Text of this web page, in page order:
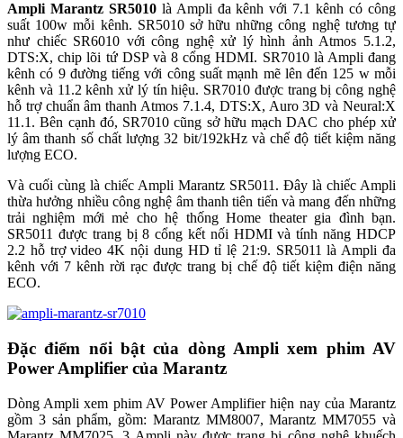
Ampli Marantz SR5010là Ampli đa kênh với 7.1 kênh có công
suất 100w mỗi kênh. SR5010 sở hữu những công nghệ tương tự
như chiếc SR6010 với công nghệ xử lý hình ảnh Atmos 5.1.2,
DTS:X, chip lõi tứ DSP và 8 cổng HDMI. SR7010 là Ampli đang
kênh có 9 đường tiếng với công suất mạnh mẽ lên đến 125 w mỗi
kênh và 11.2 kênh xử lý tín hiệu. SR7010 được trang bị công nghệ
hỗ trợ chuẩn âm thanh Atmos 7.1.4, DTS:X, Auro 3D và Neural:X
11.1. Bên cạnh đó, SR7010 cũng sở hữu mạch DAC cho phép xử
lý âm thanh số chất lượng 32 bit/192kHz và chế độ tiết kiệm năng
lượng ECO.
Và cuối cùng là chiếc Ampli Marantz SR5011. Đây là chiếc Ampli
thừa hưởng nhiều công nghệ âm thanh tiên tiến và mang đến những
trải nghiệm mới mẻ cho hệ thống Home theater gia đình bạn.
SR5011 được trang bị 8 cổng kết nối HDMI và tính năng HDCP
2.2 hỗ trợ video 4K nội dung HD tỉ lệ 21:9. SR5011 là Ampli đa
kênh với 7 kênh rời rạc được trang bị chế độ tiết kiệm điện năng
ECO.
Đặc điểm nổi bật của dòng Ampli xem phim AV
Power Amplifier của Marantz
Dòng Ampli xem phim AV Power Amplifier hiện nay của Marantz
gồm 3 sản phẩm, gồm: Marantz MM8007, Marantz MM7055 và